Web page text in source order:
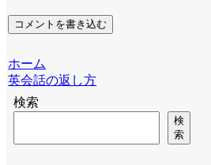
コメントを書き込む
ホーム
英会話の返し方
検索
検
索